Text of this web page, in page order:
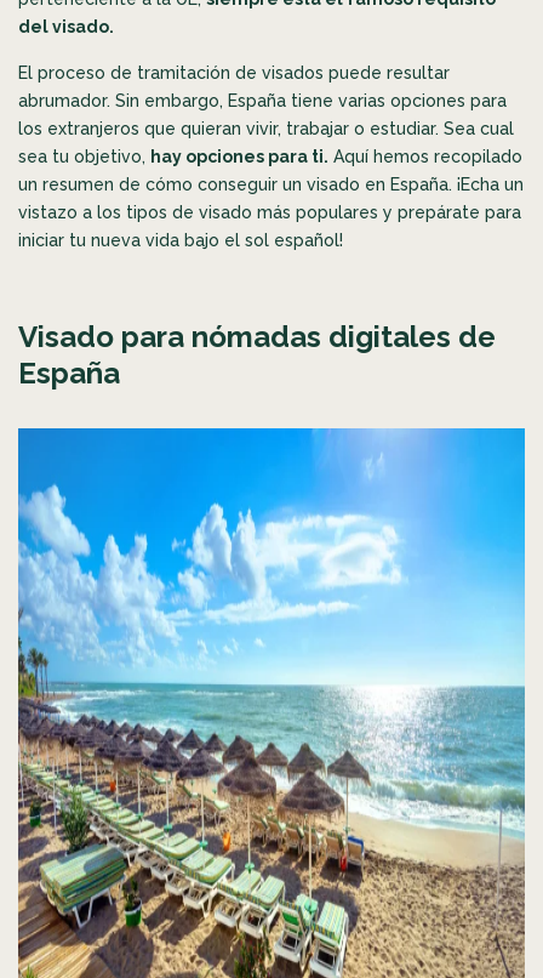
del visado.
El proceso de tramitación de visados puede resultar
abrumador. Sin embargo, España tiene varias opciones para
los extranjeros que quieran vivir, trabajar o estudiar. Sea cual
sea tu objetivo, hay opciones para ti. Aquí hemos recopilado
un resumen de cómo conseguir un visado en España. ¡Echa un
vistazo a los tipos de visado más populares y prepárate para
iniciar tu nueva vida bajo el sol español!
Visado para nómadas digitales de
España